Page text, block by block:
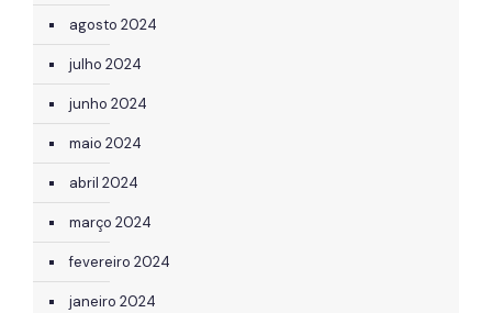
agosto 2024
julho 2024
junho 2024
maio 2024
abril 2024
março 2024
fevereiro 2024
janeiro 2024